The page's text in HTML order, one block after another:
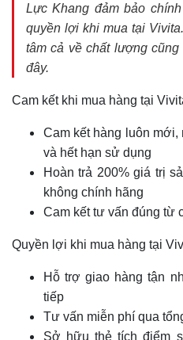
Lực Khang đảm bảo
quyền lợi khi mua tại
tâm cả về chất lượng
đây.
Cam kết khi mua hàng tại
Cam kết hàng luôn
và hết hạn sử dụng
Hoàn trả 200% giá trị
không chính hãng
Cam kết tư vấn đúng từ
Quyền lợi khi mua hàng tại
Hỗ trợ giao hàng tận
tiếp
Tư vấn miễn phí qua
Sở hữu thẻ tích điểm